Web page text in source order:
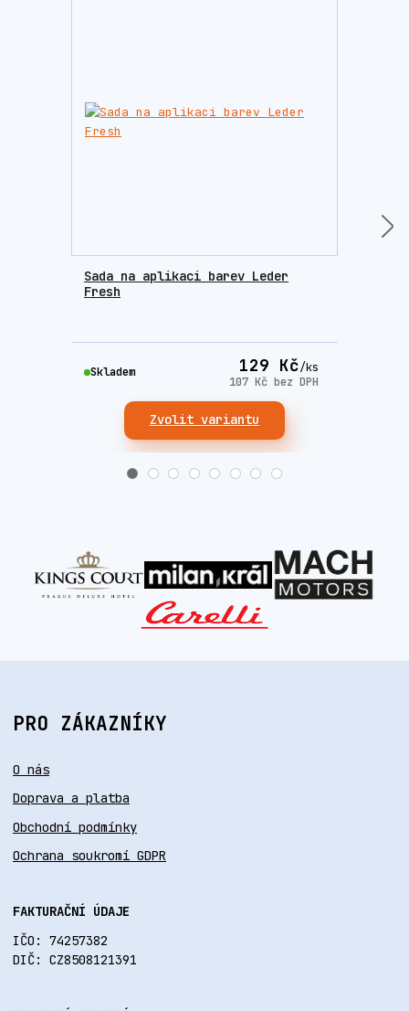
Sada na aplikaci barev Leder
Fresh
129 Kč/ks
107 Kč bez DPH
Skladem
Zvolit variantu
PRO ZÁKAZNÍKY
O nás
Doprava a platba
Obchodní podmínky
Ochrana soukromí GDPR
FAKTURAČNÍ ÚDAJE
IČO: 74257382
DIČ: CZ8508121391